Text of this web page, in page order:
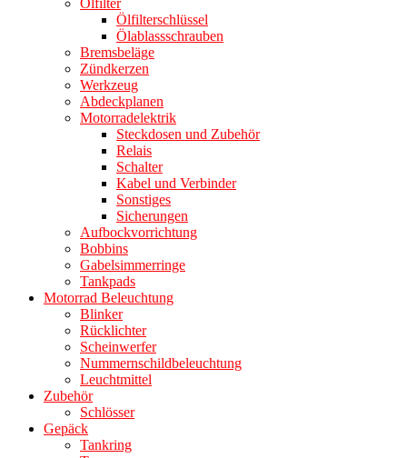
Ölfilter
Ölfilterschlüssel
Ölablassschrauben
Bremsbeläge
Zündkerzen
Werkzeug
Abdeckplanen
Motorradelektrik
Steckdosen und Zubehör
Relais
Schalter
Kabel und Verbinder
Sonstiges
Sicherungen
Aufbockvorrichtung
Bobbins
Gabelsimmerringe
Tankpads
Motorrad Beleuchtung
Blinker
Rücklichter
Scheinwerfer
Nummernschildbeleuchtung
Leuchtmittel
Zubehör
Schlösser
Gepäck
Tankring